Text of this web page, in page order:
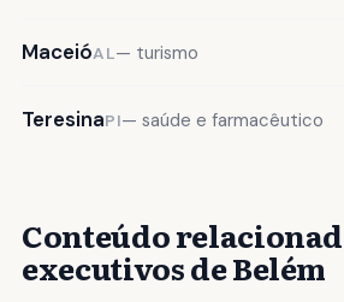
MaceióAL— turismo
TeresinaPI— saúde e farmacêutico
Conteúdo
executivos de Belém